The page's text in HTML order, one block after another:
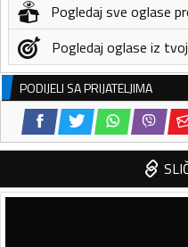
Pogledaj sve oglase
Pogledaj oglase iz
PODIJELI SA PRIJATELJIMA